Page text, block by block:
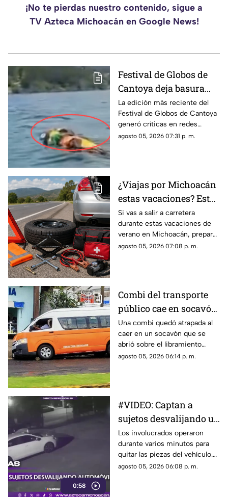
¡No te pierdas nuestro contenido, sigue a
TV Azteca Michoacán en Google News!
Festival de Globos de
Cantoya deja basura
sobre el Lago de
Pátzcuaro; ciudadanos
exigen acciones
La edición más reciente del
Festival de Globos de Cantoya
generó críticas en redes
sociales luego de que
una de las principales zonas
naturales del municipio.
agosto 05, 2026 07:31 p. m.
¿Viajas por Michoacán
estas vacaciones? Esto
es lo indispensable que
debes llevar en tu
automóvil
Si vas a salir a carretera
durante estas vacaciones de
verano en Michoacán, preparar
tu automóvil antes del viaje
del vehículo y llevar
herramientas básicas.
agosto 05, 2026 07:08 p. m.
Combi del transporte
público cae en socavón;
esto sabemos hasta el
momento
Una combi quedó atrapada al
caer en un socavón que se
abrió sobre el libramiento
Francisco J. Múgica, en el
zona.
agosto 05, 2026 06:14 p. m.
0:58
#VIDEO: Captan a
sujetos desvalijando un
automóvil en la calle.
Los involucrados operaron
durante varios minutos para
quitar las piezas del vehículo.
El momento quedó grabado en
agosto 05, 2026 06:08 p. m.